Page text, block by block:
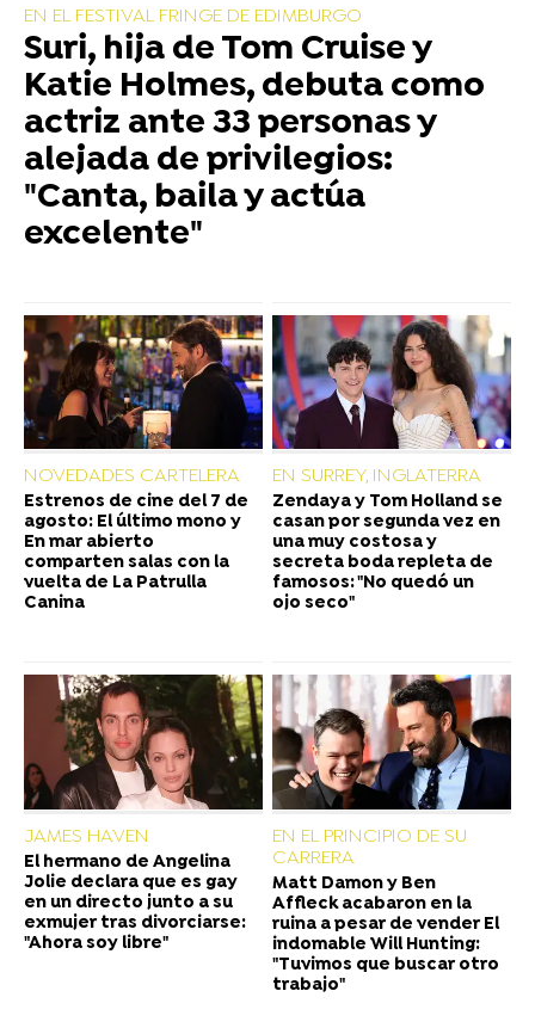
EN EL FESTIVAL FRINGE DE EDIMBURGO
Suri, hija de Tom Cruise y
Katie Holmes, debuta como
actriz ante 33 personas y
alejada de privilegios:
"Canta, baila y actúa
excelente"
NOVEDADES CARTELERA
Estrenos de cine del 7 de
agosto: El último mono y
En mar abierto
comparten salas con la
vuelta de La Patrulla
Canina
EN SURREY, INGLATERRA
Zendaya y Tom Holland se
casan por segunda vez en
una muy costosa y
secreta boda repleta de
famosos: "No quedó un
ojo seco"
JAMES HAVEN
El hermano de Angelina
Jolie declara que es gay
en un directo junto a su
exmujer tras divorciarse:
"Ahora soy libre"
EN EL PRINCIPIO DE SU
CARRERA
Matt Damon y Ben
Affleck acabaron en la
ruina a pesar de vender El
indomable Will Hunting:
"Tuvimos que buscar otro
trabajo"